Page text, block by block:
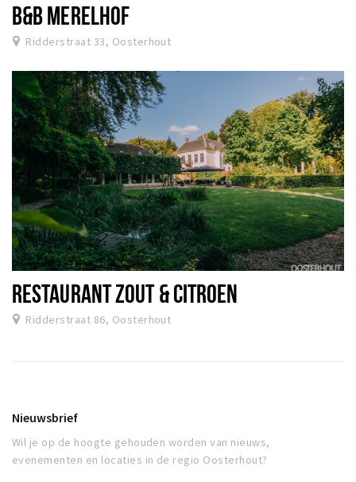
B&B MERELHOF
Ridderstraat 33, Oosterhout
RESTAURANT ZOUT & CITROEN
Ridderstraat 86, Oosterhout
Nieuwsbrief
Wil je op de hoogte gehouden worden van nieuws,
evenementen en locaties in de regio Oosterhout?